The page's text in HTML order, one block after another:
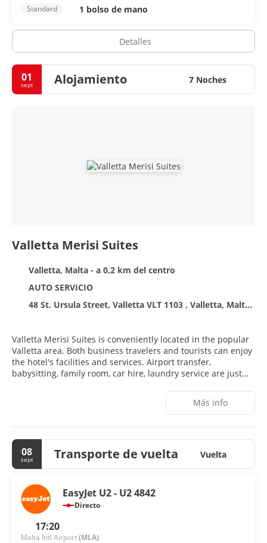
Standard 1 bolso de mano
Detalles
01
sept Alojamiento 7 Noches
Valletta Merisi Suites
Valletta, Malta - a 0,2 km del centro
AUTO SERVICIO
48 St. Ursula Street, Valletta VLT 1103 , Valletta, Malta VLT 1103
Valletta Merisi Suites is conveniently located in the popular
Valletta area. Both business travelers and tourists can enjoy
the hotel's facilities and services. Airport transfer,
babysitting, family room, car hire, laundry service are just
provide an optimal level of comfort with welcoming decor
and some offering convenient amenities like air
conditioning, heating, desk, balcony/terrace, soundproofing.
To enhance guests' stay, the hotel offers recreational
facilities such as outdoor pool. Friendly staff, great facilities
and close proximity to all that Valletta has to offer are three
great reasons you should stay at Valletta Merisi Suites.
Más info
08
sept Transporte de vuelta Vuelta
EasyJet U2 - U2 4842
Directo
17:20
Malta Intl Airport(MLA)